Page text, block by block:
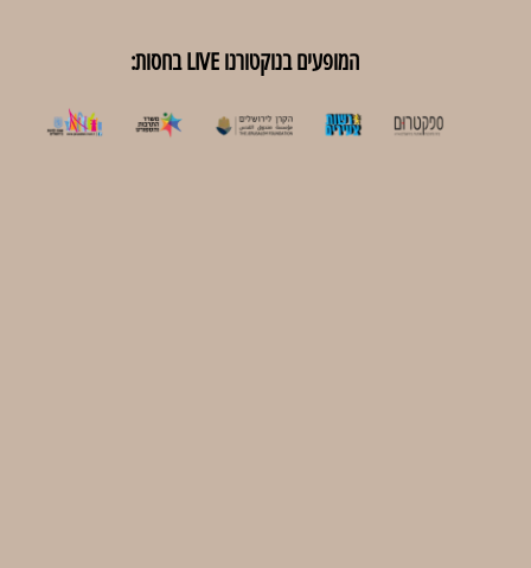
המופעים בנוקטורנו LIVE בחסות: